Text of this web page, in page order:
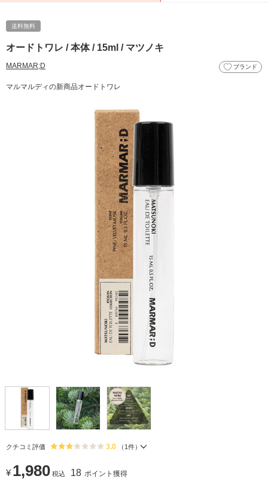
送料無料
オードトワレ / 本体 / 15ml / マツノキ
MARMAR;D ブランド
マルマルディの新商品オードトワレ
クチコミ評価 3.0 （ 1 件）
¥ 1,980 税込 18 ポイント獲得